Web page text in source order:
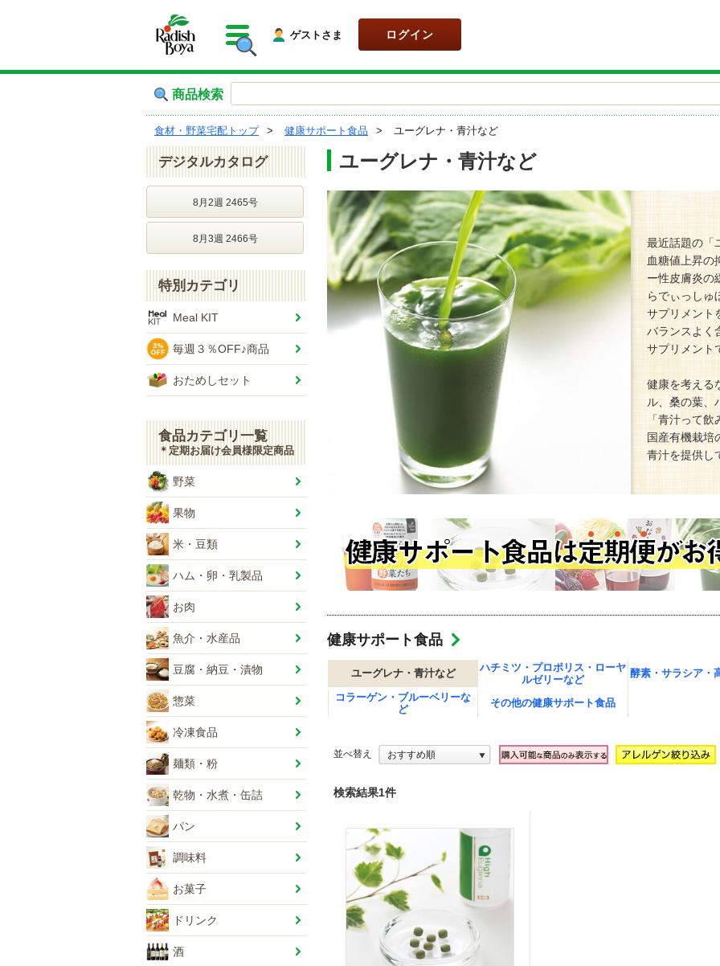
ゲストさま ログイン
商品検索
食材・野菜宅配トップ 健康サポート食品 ユーグレナ・青汁など
デジタルカタログ
8月2週 2465号
8月3週 2466号
特別カテゴリ
Meal KIT
毎週３％OFF♪商品
おためしセット
食品カテゴリ一覧
＊定期お届け会員様限定商品
野菜
果物
米・豆類
ハム・卵・乳製品
お肉
魚介・水産品
豆腐・納豆・漬物
惣菜
冷凍食品
麺類・粉
乾物・水煮・缶詰
パン
調味料
お菓子
ドリンク
酒
ユーグレナ・青汁など
最近話題の「
血糖値上昇の
ー性皮膚炎の
らでぃっしゅ
サプリメント
バランスよく
サプリメント
健康を考える
ル、桑の葉、
「青汁って
国産有機栽培
青汁を提供し
健康サポート食品
ユーグレナ・青汁など
ハチミツ・プロポリス・ローヤ
ルゼリーなど
酵素・サラシア・
コラーゲン・ブルーベリーな
ど
その他の健康サポート食品
並べ替え おすすめ順
検索結果1件